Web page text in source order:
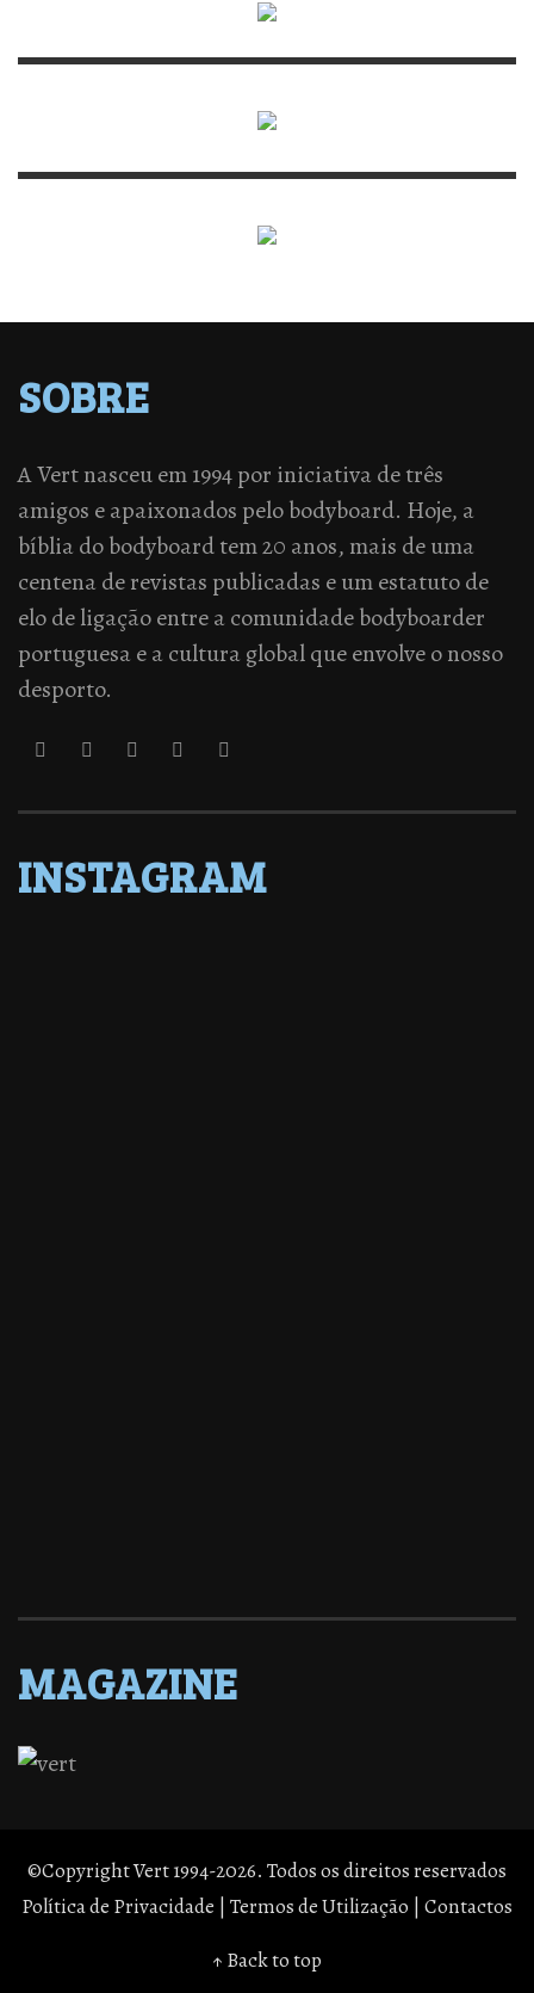
SOBRE
A Vert nasceu em 1994 por iniciativa de três
amigos e apaixonados pelo bodyboard. Hoje, a
bíblia do bodyboard tem 20 anos, mais de uma
centena de revistas publicadas e um estatuto de
elo de ligação entre a comunidade bodyboarder
portuguesa e a cultura global que envolve o nosso
desporto.
INSTAGRAM
MAGAZINE
©Copyright Vert 1994-2026. Todos os direitos reservados
Política de Privacidade | Termos de Utilização | Contactos
↑ Back to top